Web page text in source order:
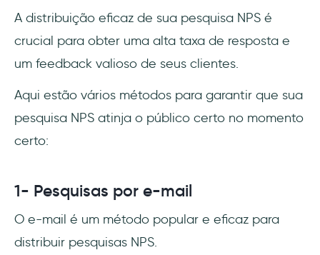
A distribuição eficaz de sua pesquisa NPS é
crucial para obter uma alta taxa de resposta e
um feedback valioso de seus clientes.
Aqui estão vários métodos para garantir que sua
pesquisa NPS atinja o público certo no momento
certo:
1- Pesquisas por e-mail
O e-mail é um método popular e eficaz para
distribuir pesquisas NPS.